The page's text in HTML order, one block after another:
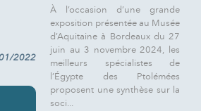
2022
À l’occasion d’une grande
exposition présentée au Musée
d’Aquitaine à Bordeaux du 27
juin au 3 novembre 2024, les
meilleurs spécialistes de
l’Égypte des Ptolémées
proposent une synthèse sur la
soci...